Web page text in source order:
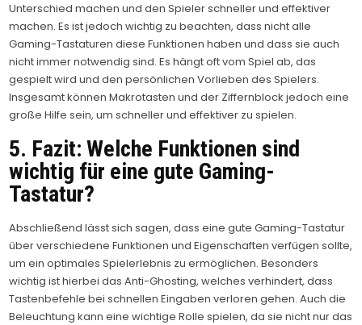
Unterschied machen und den Spieler schneller und effektiver
machen. Es ist jedoch wichtig zu beachten, dass nicht alle
Gaming-Tastaturen diese Funktionen haben und dass sie auch
nicht immer notwendig sind. Es hängt oft vom Spiel ab, das
gespielt wird und den persönlichen Vorlieben des Spielers.
Insgesamt können Makrotasten und der Ziffernblock jedoch eine
große Hilfe sein, um schneller und effektiver zu spielen.
5. Fazit: Welche Funktionen sind
wichtig für eine gute Gaming-
Tastatur?
Abschließend lässt sich sagen, dass eine gute Gaming-Tastatur
über verschiedene Funktionen und Eigenschaften verfügen sollte,
um ein optimales Spielerlebnis zu ermöglichen. Besonders
wichtig ist hierbei das Anti-Ghosting, welches verhindert, dass
Tastenbefehle bei schnellen Eingaben verloren gehen. Auch die
Beleuchtung kann eine wichtige Rolle spielen, da sie nicht nur das